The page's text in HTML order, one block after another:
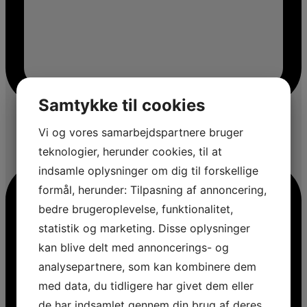
Samtykke til cookies
Vi og vores samarbejdspartnere bruger
teknologier, herunder cookies, til at
indsamle oplysninger om dig til forskellige
formål, herunder: Tilpasning af annoncering,
bedre brugeroplevelse, funktionalitet,
statistik og marketing. Disse oplysninger
kan blive delt med annoncerings- og
analysepartnere, som kan kombinere dem
med data, du tidligere har givet dem eller